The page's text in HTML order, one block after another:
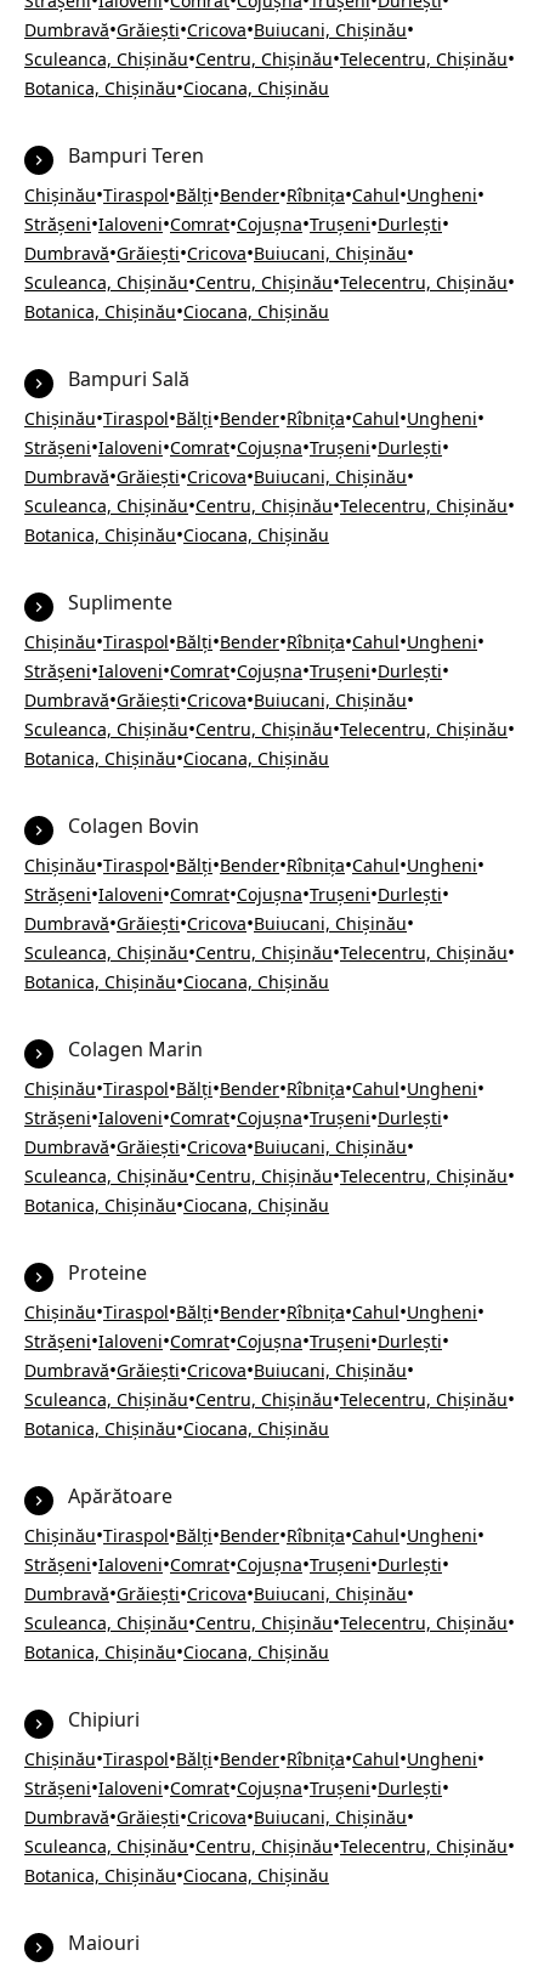
Dumbravă•Grăiești•Cricova•Buiucani, Chișinău•
Sculeanca, Chișinău•Centru, Chișinău•Telecentru, Chișinău•
Botanica, Chișinău•Ciocana, Chișinău
Bampuri Teren
Chișinău•Tiraspol•Bălți•Bender•Rîbnița•Cahul•Ungheni•
Strășeni•Ialoveni•Comrat•Cojușna•Trușeni•Durlești•
Dumbravă•Grăiești•Cricova•Buiucani, Chișinău•
Sculeanca, Chișinău•Centru, Chișinău•Telecentru, Chișinău•
Botanica, Chișinău•Ciocana, Chișinău
Bampuri Sală
Chișinău•Tiraspol•Bălți•Bender•Rîbnița•Cahul•Ungheni•
Strășeni•Ialoveni•Comrat•Cojușna•Trușeni•Durlești•
Dumbravă•Grăiești•Cricova•Buiucani, Chișinău•
Sculeanca, Chișinău•Centru, Chișinău•Telecentru, Chișinău•
Botanica, Chișinău•Ciocana, Chișinău
Suplimente
Chișinău•Tiraspol•Bălți•Bender•Rîbnița•Cahul•Ungheni•
Strășeni•Ialoveni•Comrat•Cojușna•Trușeni•Durlești•
Dumbravă•Grăiești•Cricova•Buiucani, Chișinău•
Sculeanca, Chișinău•Centru, Chișinău•Telecentru, Chișinău•
Botanica, Chișinău•Ciocana, Chișinău
Colagen Bovin
Chișinău•Tiraspol•Bălți•Bender•Rîbnița•Cahul•Ungheni•
Strășeni•Ialoveni•Comrat•Cojușna•Trușeni•Durlești•
Dumbravă•Grăiești•Cricova•Buiucani, Chișinău•
Sculeanca, Chișinău•Centru, Chișinău•Telecentru, Chișinău•
Botanica, Chișinău•Ciocana, Chișinău
Colagen Marin
Chișinău•Tiraspol•Bălți•Bender•Rîbnița•Cahul•Ungheni•
Strășeni•Ialoveni•Comrat•Cojușna•Trușeni•Durlești•
Dumbravă•Grăiești•Cricova•Buiucani, Chișinău•
Sculeanca, Chișinău•Centru, Chișinău•Telecentru, Chișinău•
Botanica, Chișinău•Ciocana, Chișinău
Proteine
Chișinău•Tiraspol•Bălți•Bender•Rîbnița•Cahul•Ungheni•
Strășeni•Ialoveni•Comrat•Cojușna•Trușeni•Durlești•
Dumbravă•Grăiești•Cricova•Buiucani, Chișinău•
Sculeanca, Chișinău•Centru, Chișinău•Telecentru, Chișinău•
Botanica, Chișinău•Ciocana, Chișinău
Apărătoare
Chișinău•Tiraspol•Bălți•Bender•Rîbnița•Cahul•Ungheni•
Strășeni•Ialoveni•Comrat•Cojușna•Trușeni•Durlești•
Dumbravă•Grăiești•Cricova•Buiucani, Chișinău•
Sculeanca, Chișinău•Centru, Chișinău•Telecentru, Chișinău•
Botanica, Chișinău•Ciocana, Chișinău
Chipiuri
Chișinău•Tiraspol•Bălți•Bender•Rîbnița•Cahul•Ungheni•
Strășeni•Ialoveni•Comrat•Cojușna•Trușeni•Durlești•
Dumbravă•Grăiești•Cricova•Buiucani, Chișinău•
Sculeanca, Chișinău•Centru, Chișinău•Telecentru, Chișinău•
Botanica, Chișinău•Ciocana, Chișinău
Maiouri